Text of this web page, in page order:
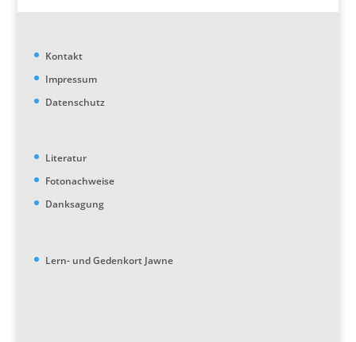
Kontakt
Impressum
Datenschutz
Literatur
Fotonachweise
Danksagung
Lern- und Gedenkort Jawne